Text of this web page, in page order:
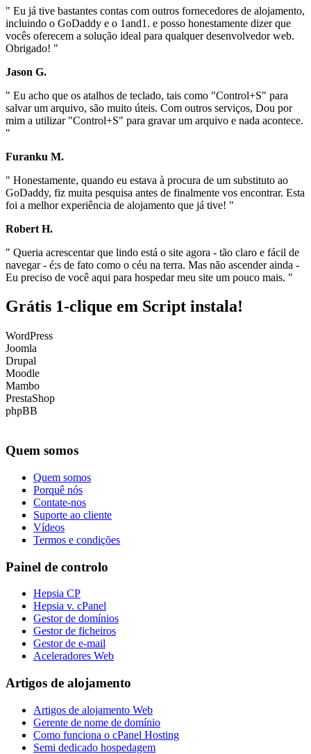
" Eu já tive bastantes contas com outros fornecedores de alojamento,
incluindo o GoDaddy e o 1and1. e posso honestamente dizer que
vocês oferecem a solução ideal para qualquer desenvolvedor web.
Obrigado! "
Jason G.
" Eu acho que os atalhos de teclado, tais como "Control+S" para
salvar um arquivo, são muito úteis. Com outros serviços, Dou por
mim a utilizar "Control+S" para gravar um arquivo e nada acontece.
"
Furanku M.
" Honestamente, quando eu estava à procura de um substituto ao
GoDaddy, fiz muita pesquisa antes de finalmente vos encontrar. Esta
foi a melhor experiência de alojamento que já tive! "
Robert H.
" Queria acrescentar que lindo está o site agora - tão claro e fácil de
navegar - é;s de fato como o céu na terra. Mas não ascender ainda -
Eu preciso de você aqui para hospedar meu site um pouco mais. "
Grátis 1-clique em Script instala!
WordPress
Joomla
Drupal
Moodle
Mambo
PrestaShop
phpBB
Quem somos
Quem somos
Porquê nós
Contate-nos
Suporte ao cliente
Vídeos
Termos e condições
Painel de controlo
Hepsia CP
Hepsia v. cPanel
Gestor de domínios
Gestor de ficheiros
Gestor de e-mail
Aceleradores Web
Artigos de alojamento
Artigos de alojamento Web
Gerente de nome de domínio
Como funciona o cPanel Hosting
Semi dedicado hospedagem